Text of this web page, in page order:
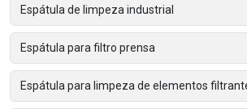
Espátula de limpeza industrial
Espátula para filtro prensa
Espátula para limpeza de elementos